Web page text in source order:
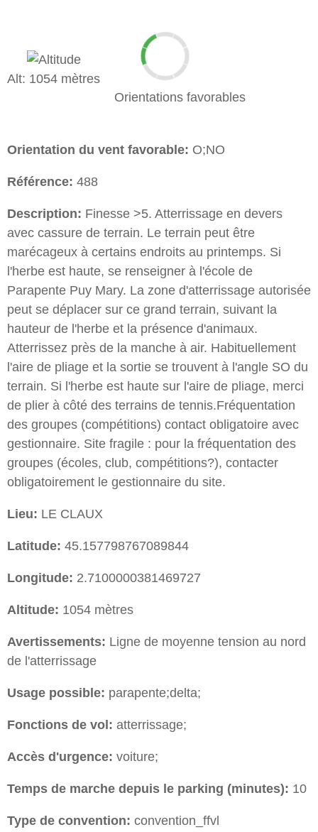
Alt: 1054 mètres
Orientations favorables
Orientation du vent favorable: O;NO
Référence: 488
Description: Finesse >5. Atterrissage en devers
avec cassure de terrain. Le terrain peut être
marécageux à certains endroits au printemps. Si
l'herbe est haute, se renseigner à l'école de
Parapente Puy Mary. La zone d'atterrissage autorisée
peut se déplacer sur ce grand terrain, suivant la
hauteur de l'herbe et la présence d'animaux.
Atterrissez près de la manche à air. Habituellement
l'aire de pliage et la sortie se trouvent à l'angle SO du
terrain. Si l'herbe est haute sur l'aire de pliage, merci
de plier à côté des terrains de tennis.Fréquentation
des groupes (compétitions) contact obligatoire avec
gestionnaire. Site fragile : pour la fréquentation des
groupes (écoles, club, compétitions?), contacter
obligatoirement le gestionnaire du site.
Lieu: LE CLAUX
Latitude: 45.157798767089844
Longitude: 2.7100000381469727
Altitude: 1054 mètres
Avertissements: Ligne de moyenne tension au nord
de l'atterrissage
Usage possible: parapente;delta;
Fonctions de vol: atterrissage;
Accès d'urgence: voiture;
Temps de marche depuis le parking (minutes): 10
Type de convention: convention_ffvl